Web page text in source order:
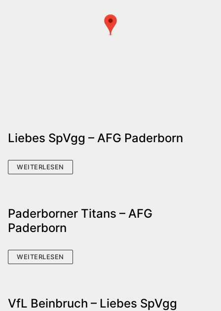
Liebes SpVgg – AFG Paderborn
WEITERLESEN
Paderborner Titans – AFG
Paderborn
WEITERLESEN
VfL Beinbruch – Liebes SpVgg